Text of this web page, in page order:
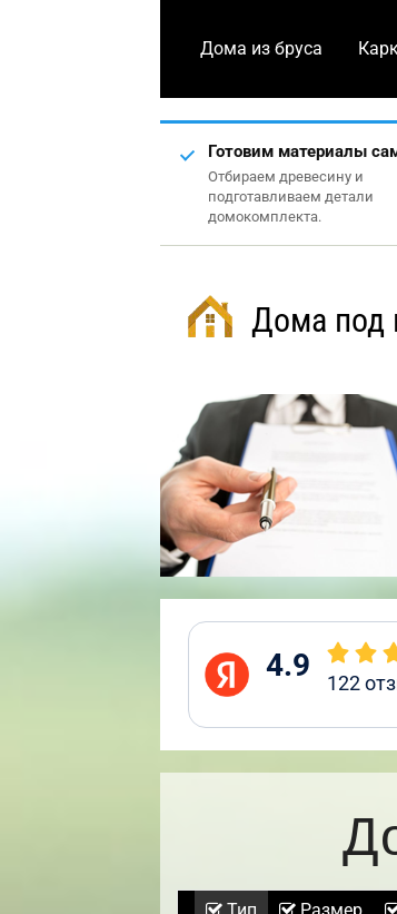
Дома из бруса
Готовим материалы
Отбираем древесину и
подготавливаем детали
домокомплекта.
Дома под
4.9 122